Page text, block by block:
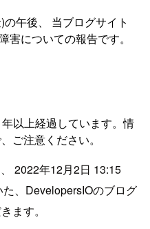
午後、 当ブログサイト
害についての報告です。
以上経過しています。情
ご注意ください。
2022年12月2日 13:15
、DevelopersIOのブログ
ます。